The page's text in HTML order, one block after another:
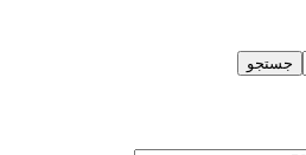
جستجو